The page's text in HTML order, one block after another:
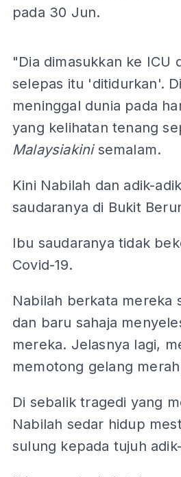
pada 30 Jun.
"Dia dimasukkan ke ICU
selepas itu 'ditidurkan'.
meninggal dunia pada
yang kelihatan tenang
Malaysiakinisemalam.
Kini Nabilah dan adik-
saudaranya di Bukit
Ibu saudaranya tidak
Covid-19.
Nabilah berkata mereka
dan baru sahaja
mereka. Jelasnya lagi,
memotong gelang
Di sebalik tragedi yang
Nabilah sedar hidup
sulung kepada tujuh